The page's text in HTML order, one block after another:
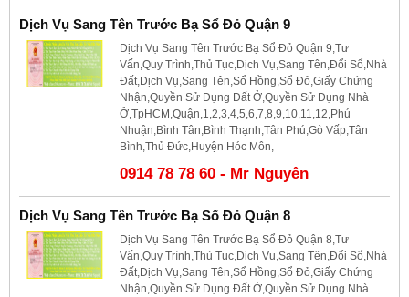
Dịch Vụ Sang Tên Trước Bạ Sổ Đỏ Quận 9
Dịch Vụ Sang Tên Trước Bạ Sổ Đỏ Quận 9,Tư
Vấn,Quy Trình,Thủ Tục,Dịch Vụ,Sang Tên,Đổi Sổ,Nhà
Đất,Dịch Vụ,Sang Tên,Sổ Hồng,Sổ Đỏ,Giấy Chứng
Nhận,Quyền Sử Dụng Đất Ở,Quyền Sử Dụng Nhà
Ở,TpHCM,Quận,1,2,3,4,5,6,7,8,9,10,11,12,Phú
Nhuận,Bình Tân,Bình Thạnh,Tân Phú,Gò Vấp,Tân
Bình,Thủ Đức,Huyện Hóc Môn,
0914 78 78 60 - Mr Nguyên
Dịch Vụ Sang Tên Trước Bạ Sổ Đỏ Quận 8
Dịch Vụ Sang Tên Trước Bạ Sổ Đỏ Quận 8,Tư
Vấn,Quy Trình,Thủ Tục,Dịch Vụ,Sang Tên,Đổi Sổ,Nhà
Đất,Dịch Vụ,Sang Tên,Sổ Hồng,Sổ Đỏ,Giấy Chứng
Nhận,Quyền Sử Dụng Đất Ở,Quyền Sử Dụng Nhà